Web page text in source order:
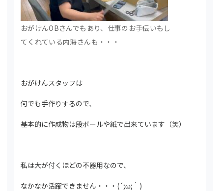
おがけんOBさんでもあり、仕事のお手伝いもし
てくれている内海さんも・・・
おがけんスタッフは
何でも手作りするので、
基本的に作成物は段ボールや紙で出来ています（笑）
私は大が付くほどの不器用なので、
なかなか活躍できません・・・(´;ω;｀)